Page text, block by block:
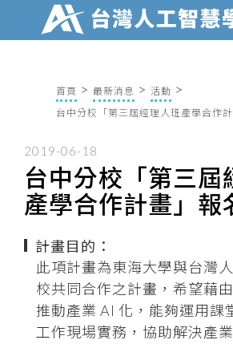
首頁 最新消息
活動
台中分校「第三屆經理人班產學合作
2019-06-18
台中分校「第三屆
產學合作計畫」報
計畫目的：
此項計畫為東海大學與台灣
校共同合作之計畫，希望藉
推動產業 AI 化，能夠運用課
工作現場實務，協助解決產